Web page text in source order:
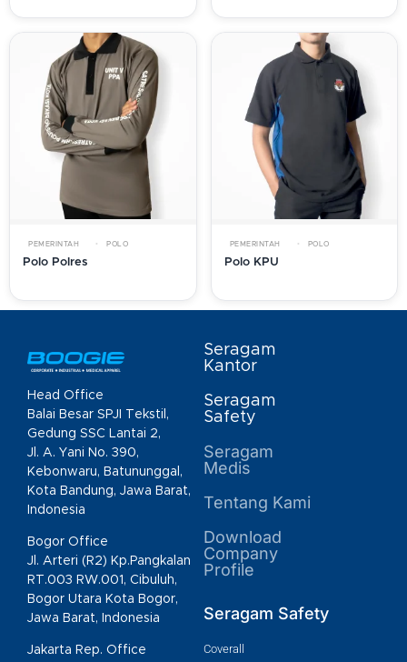
PEMERINTAH POLO
Polo Polres
PEMERINTAH POLO
Polo KPU
Head Office
Balai Besar SPJI Tekstil,
Gedung SSC Lantai 2,
Jl. A. Yani No. 390,
Kebonwaru, Batununggal,
Kota Bandung, Jawa Barat,
Indonesia
Bogor Office
Jl. Arteri (R2) Kp.Pangkalan
RT.003 RW.001, Cibuluh,
Bogor Utara Kota Bogor,
Jawa Barat, Indonesia
Jakarta Rep. Office
Seragam
Kantor
Seragam
Safety
Seragam
Medis
Tentang Kami
Download
Company
Profile
Seragam Safety
Coverall